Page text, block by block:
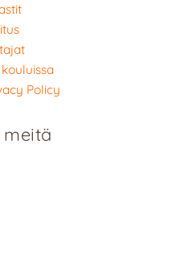
Policy
meitä